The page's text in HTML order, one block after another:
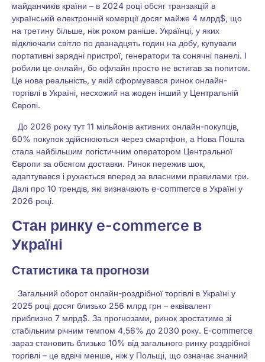
майданчиків країни – в 2024 році обсяг транзакцій в
українській електронній комерції досяг майже 4 млрд$, що
на третину більше, ніж роком раніше. Українці, у яких
відключали світло по дванадцять годин на добу, купували
портативні зарядні пристрої, генератори та сонячні панелі. І
робили це онлайн, бо офлайн просто не встигав за попитом.
Це нова реальність, у якій сформувався ринок онлайн-
торгівлі в Україні, несхожий на жоден інший у Центральній
Європі.
До 2026 року тут 11 мільйонів активних онлайн-покупців,
60% покупок здійснюються через смартфон, а Нова Пошта
стала найбільшим логістичним оператором Центральної
Європи за обсягом доставки. Ринок пережив шок,
адаптувався і рухається вперед за власними правилами гри.
Далі про 10 трендів, які визначають e-commerce в Україні у
2026 році.
Стан ринку e-commerce в
Україні
Статистика та прогнози
Загальний оборот онлайн-роздрібної торгівлі в Україні у
2025 році досяг близько 256 млрд грн – еквівалент
приблизно 7 млрд$. За прогнозами, ринок зростатиме зі
стабільним річним темпом 4,56% до 2030 року. E-commerce
зараз становить близько 10% від загального ринку роздрібної
торгівлі – це вдвічі менше, ніж у Польщі, що означає значний